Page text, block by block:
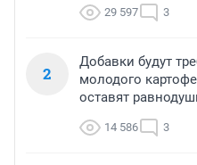
29 597 3
2
Добавки будут
молодого
оставят
14 586 3